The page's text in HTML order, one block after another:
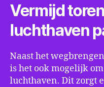
Vermijd
luchthaven
Naast het
is het ook mogelijk
luchthaven. Dit zorgt